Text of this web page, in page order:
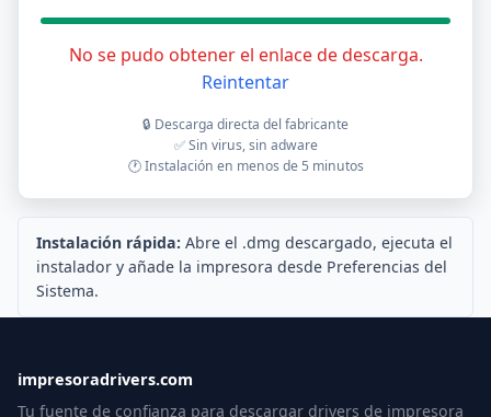
No se pudo obtener el enlace de descarga.
Reintentar
🔒 Descarga directa del fabricante
✅ Sin virus, sin adware
🕐 Instalación en menos de 5 minutos
Instalación rápida: Abre el .dmg descargado, ejecuta el
instalador y añade la impresora desde Preferencias del
Sistema.
impresoradrivers.com
Tu fuente de confianza para descargar drivers de impresora